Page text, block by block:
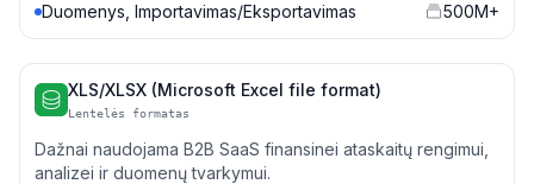
Duomenys, Importavimas/Eksportavimas
500M+
XLS/XLSX (Microsoft Excel file format)
Lentelės formatas
Dažnai naudojama B2B SaaS finansinei ataskaitų rengimui,
analizei ir duomenų tvarkymui.